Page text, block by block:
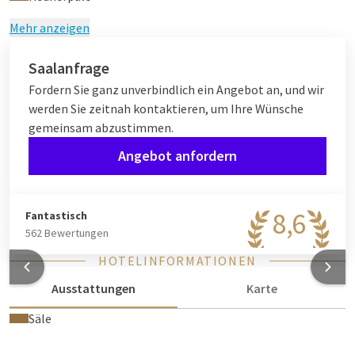
Mehr anzeigen
Saalanfrage
Fordern Sie ganz unverbindlich ein Angebot an, und wir
werden Sie zeitnah kontaktieren, um Ihre Wünsche
gemeinsam abzustimmen.
Angebot anfordern
8,6
Fantastisch
562 Bewertungen
HOTELINFORMATIONEN
Ausstattungen
Karte
Säle